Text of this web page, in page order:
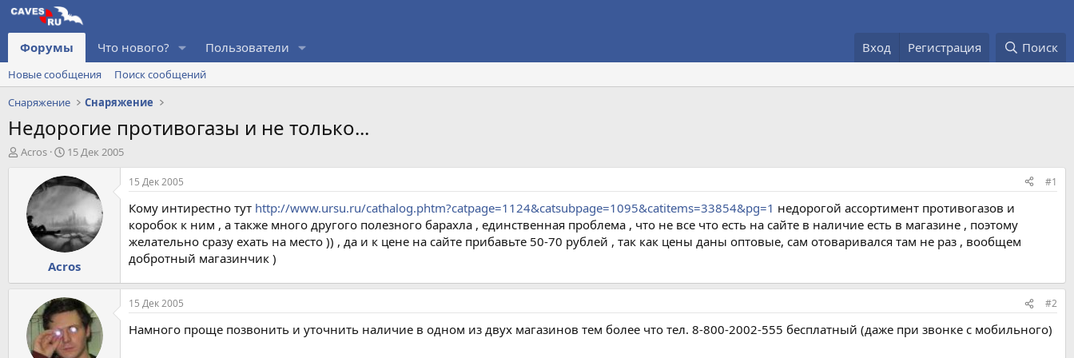
Форумы Что нового? Пользователи Вход Регистрация Поиск
Новые сообщения
Поиск сообщений
Снаряжение
Снаряжение
Недорогие противогазы и не только...
А
Acros
Д
т
а
н
а
ч
а
л
а
15 Дек 2005
Acros
15 Дек 2005 #1
Кому интирестно тут http://www.ursu.ru/cathalog.phtm?catpage=1124&catsubpage=1095&catitems=33854&pg=1 недорогой ассортимент противогазов и
коробок к ним , а также много другого полезного барахла , единственная проблема , что не все что есть на сайте в наличие есть в магазине , поэтому
желательно сразу ехать на место )) , да и к цене на сайте прибавьте 50-70 рублей , так как цены даны оптовые, сам отоваривался там не раз , вообщем
добротный магазинчик )
15 Дек 2005 #2
Намного проще позвонить и уточнить наличие в одном из двух магазинов тем более что тел. 8-800-2002-555 бесплатный (даже при звонке с мобильного)